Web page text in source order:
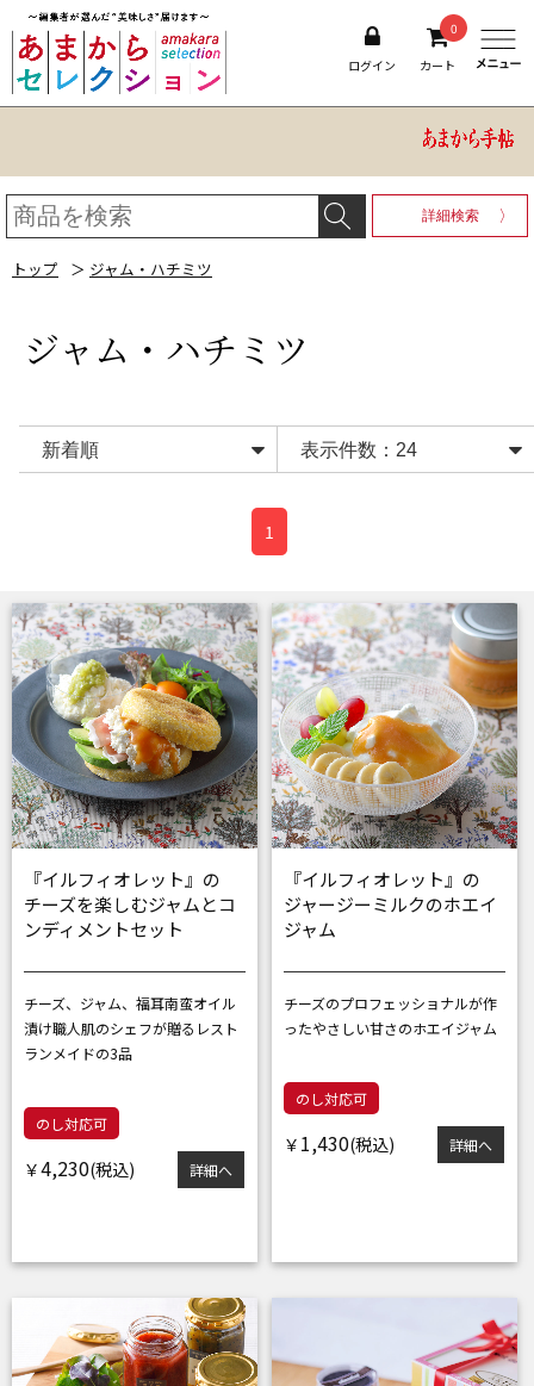
ログイン
0
カート
詳細検索
トップ ＞ ジャム・ハチミツ
ジャム・ハチミツ
1
『イルフィオレット』の
チーズを楽しむジャムとコ
ンディメントセット
チーズ、ジャム、福耳南蛮オイル
漬け職人肌のシェフが贈るレスト
ランメイドの3品
のし対応可
￥4,230 詳細へ
『イルフィオレット』の
ジャージーミルクのホエイ
ジャム
チーズのプロフェッショナルが作
ったやさしい甘さのホエイジャム
のし対応可
￥ 1,430 詳細へ